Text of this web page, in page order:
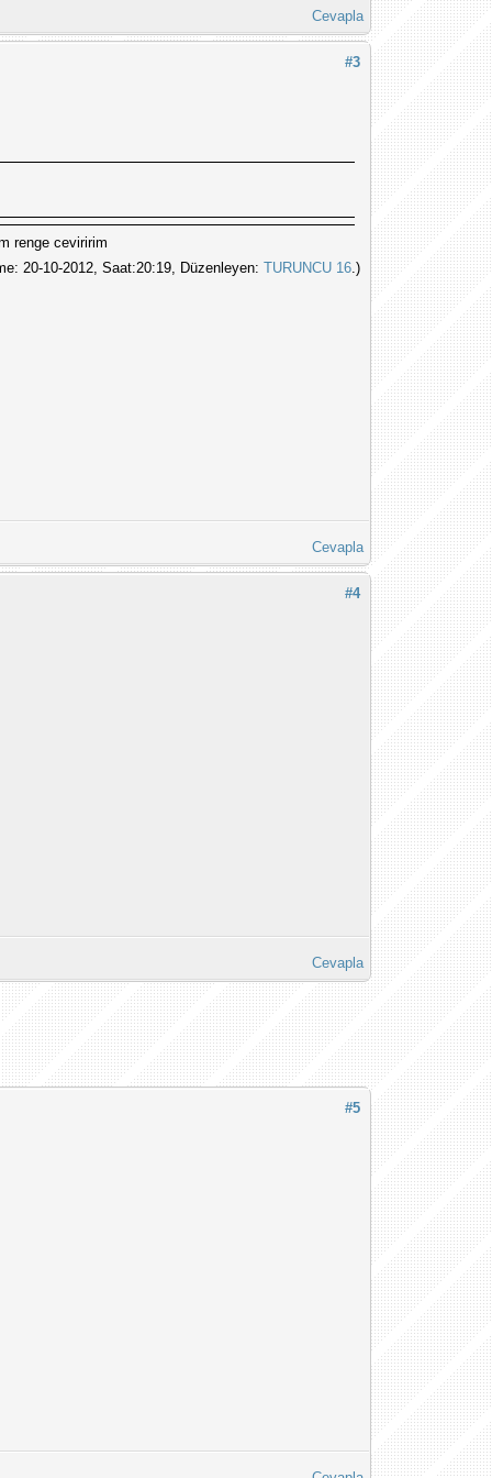
Cevapla
#3
renge ceviririm
20-10-2012, Saat:20:19, Düzenleyen:TURUNCU 16 .)
Cevapla
#4
Cevapla
#5